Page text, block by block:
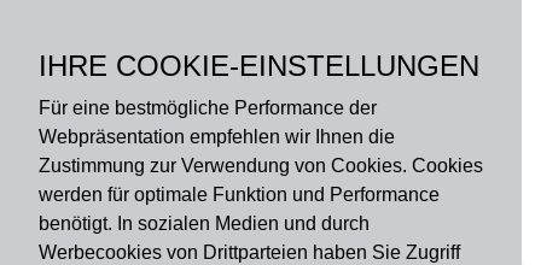
IHRE COOKIE-EINSTELLUNGEN
Für eine bestmögliche Performance der
Webpräsentation empfehlen wir Ihnen die
Zustimmung zur Verwendung von Cookies. Cookies
werden für optimale Funktion und Performance
benötigt. In sozialen Medien und durch
Werbecookies von Drittparteien haben Sie Zugriff
BESCHREIBUNG
Zahlungsart